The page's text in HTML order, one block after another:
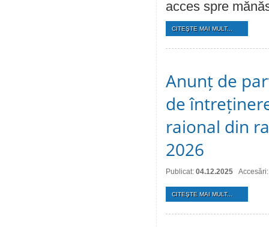
acces spre
CITEŞTE MAI MULT...
Anunț de
de
raional din
2026
Publicat: 04.12.2025
CITEŞTE MAI MULT...